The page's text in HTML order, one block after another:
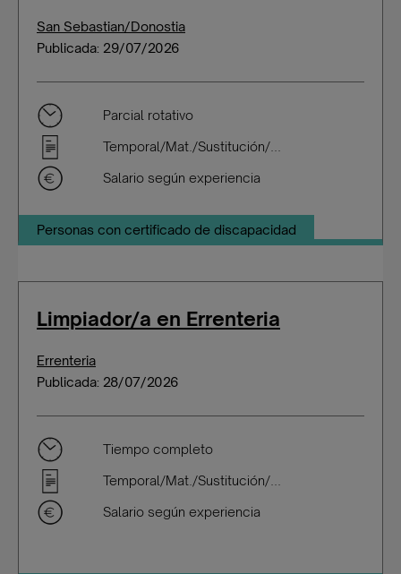
San Sebastian/Donostia
Publicada: 29/07/2026
Parcial rotativo
Temporal/Mat./Sustitución/...
Salario según experiencia
Personas con certificado de discapacidad
Limpiador/a en Errenteria
Errenteria
Publicada: 28/07/2026
Tiempo completo
Temporal/Mat./Sustitución/...
Salario según experiencia